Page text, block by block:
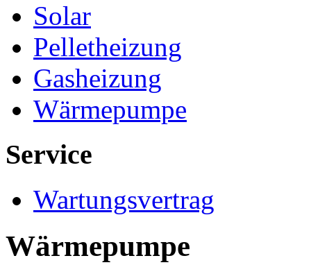
Solar
Pelletheizung
Gasheizung
Wärmepumpe
Service
Wartungsvertrag
Wärmepumpe